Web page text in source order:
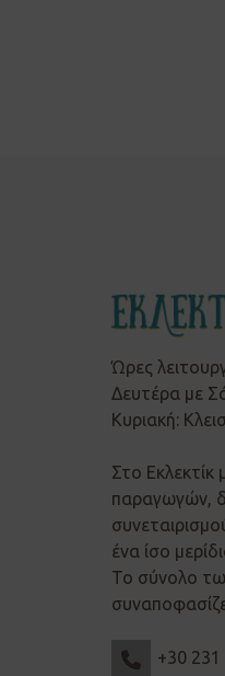
Ώρες
Δευτέρα με
Κυριακή:
Στο Εκλεκτίκ
παραγωγών,
ένα ίσο
Το σύνολο
+30